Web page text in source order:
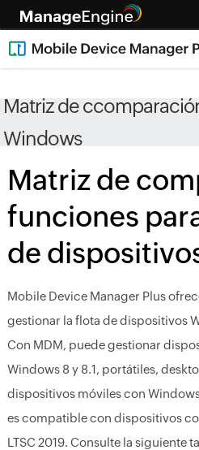
Matriz de
Windows​
Matriz de
funciones
de
Mobile Device Manager Plus
gestionar la flota de dispositivos
Con MDM, puede gestionar
Windows 8 y 8.1, portátiles,
dispositivos móviles con
es compatible con dispositivos
LTSC 2019. Consulte la siguiente